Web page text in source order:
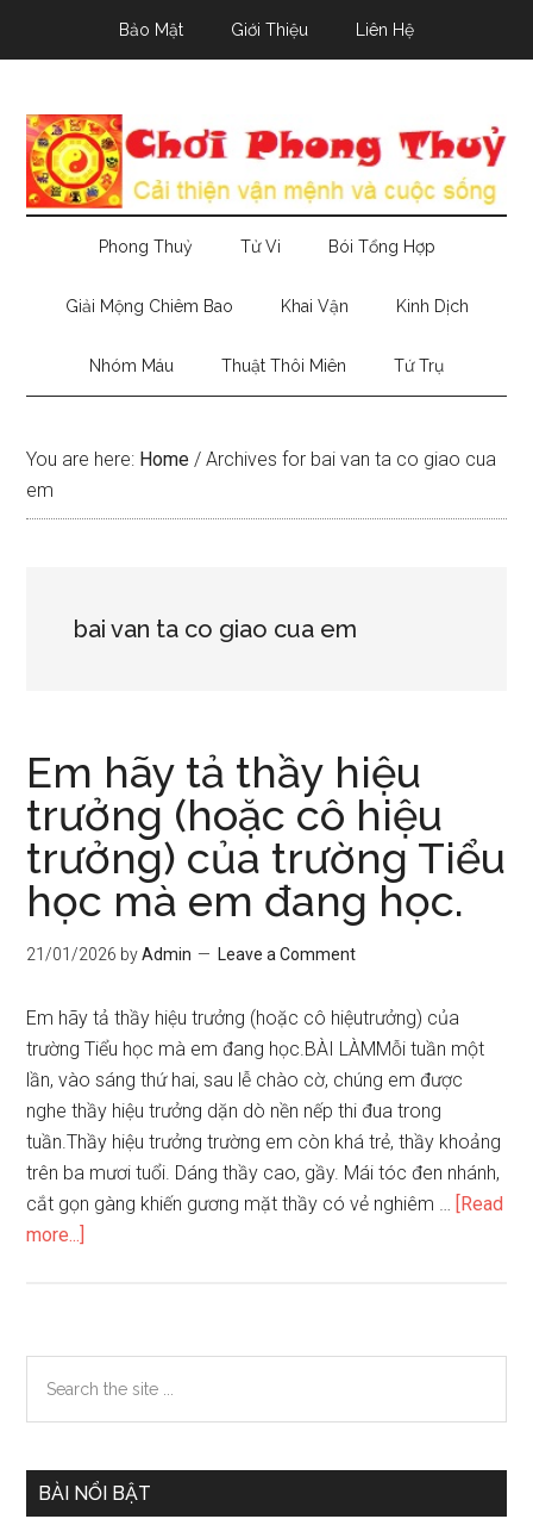
Bảo Mật Giới Thiệu Liên Hệ
Phong Thuỷ Tử Vi Bói Tổng Hợp
Giải Mộng Chiêm Bao Khai Vận Kinh Dịch
Nhóm Máu Thuật Thôi Miên Tứ Trụ
You are here: Home / Archives for bai van ta co giao cua
em
bai van ta co giao cua em
Em hãy tả thầy hiệu
trưởng (hoặc cô hiệu
trưởng) của trường Tiểu
học mà em đang học.
21/01/2026 byAdmin Leave a Comment
Em hãy tả thầy hiệu trưởng (hoặc cô hiệutrưởng) của
trường Tiểu học mà em đang học.BÀI LÀMMỗi tuần một
lần, vào sáng thứ hai, sau lễ chào cờ, chúng em được
nghe thầy hiệu trưởng dặn dò nền nếp thi đua trong
tuần.Thầy hiệu trưởng trường em còn khá trẻ, thầy khoảng
trên ba mươi tuổi. Dáng thầy cao, gầy. Mái tóc đen nhánh,
cắt gọn gàng khiến gương mặt thầy có vẻ nghiêm … [Read
more...]
thầy
hiệu
trưởng
cô
hiệu
Primary
Sidebar
the
BÀI NỔI BẬT